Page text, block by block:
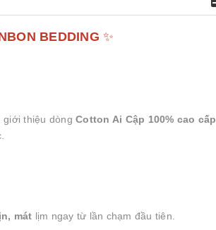
BEDDING ✨
giới thiệu dòng Cotton Ai Cập 100% cao cấp
mát lịm ngay từ lần chạm đầu tiên.